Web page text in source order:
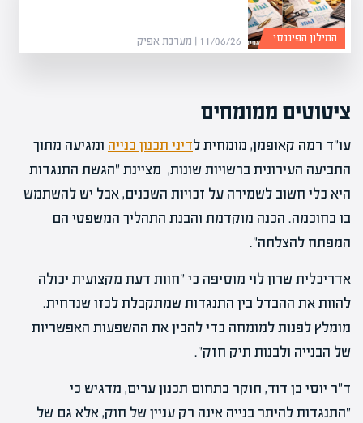
11/06/26 | מערכת אפיק המילון הפיננסי
ציטוטים ממומחים
עו"ד רמה קאופמן, מומחית לדיני תכנון בנייה ומגיעה מתוך
התביעה העירונית ברשויות שונות, מציינת "הגשת התנגדות
היא כלי חשוב לשמירה על זכויות השכנים, אבל יש להשתמש
בו בחוכמה. הכנה מוקדמת והבנת התהליך המשפטי הם
המפתח להצלחה".
אדריכלית שרון לוי מוסיפה כי "חוות דעת מקצועית יכולה
להוות את ההבדל בין התנגדות שמתקבלת לכזו שנדחית.
מומלץ לפנות למומחה כדי להבין את ההשפעות האפשריות
של הבנייה ולבנות תיק חזק".
ד"ר יוסי בן דוד, חוקר בתחום תכנון ערים, מדגיש כי
"התנגדות להיתר בנייה אינה רק עניין של חוק, אלא גם של